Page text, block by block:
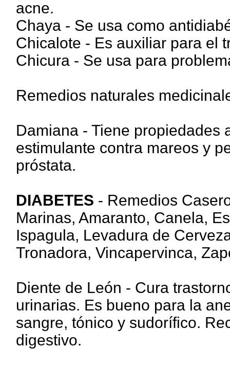
acne.
Chaya - Se usa como
Chicalote - Es auxiliar para el
Chicura - Se usa para
Remedios naturales
Damiana - Tiene propiedades
estimulante contra mareos y
próstata.
DIABETES - Remedios
Marinas, Amaranto, Canela,
Ispagula, Levadura de
Tronadora, Vincapervinca,
Diente de León - Cura
urinarias. Es bueno para la
sangre, tónico y sudorífico.
digestivo.